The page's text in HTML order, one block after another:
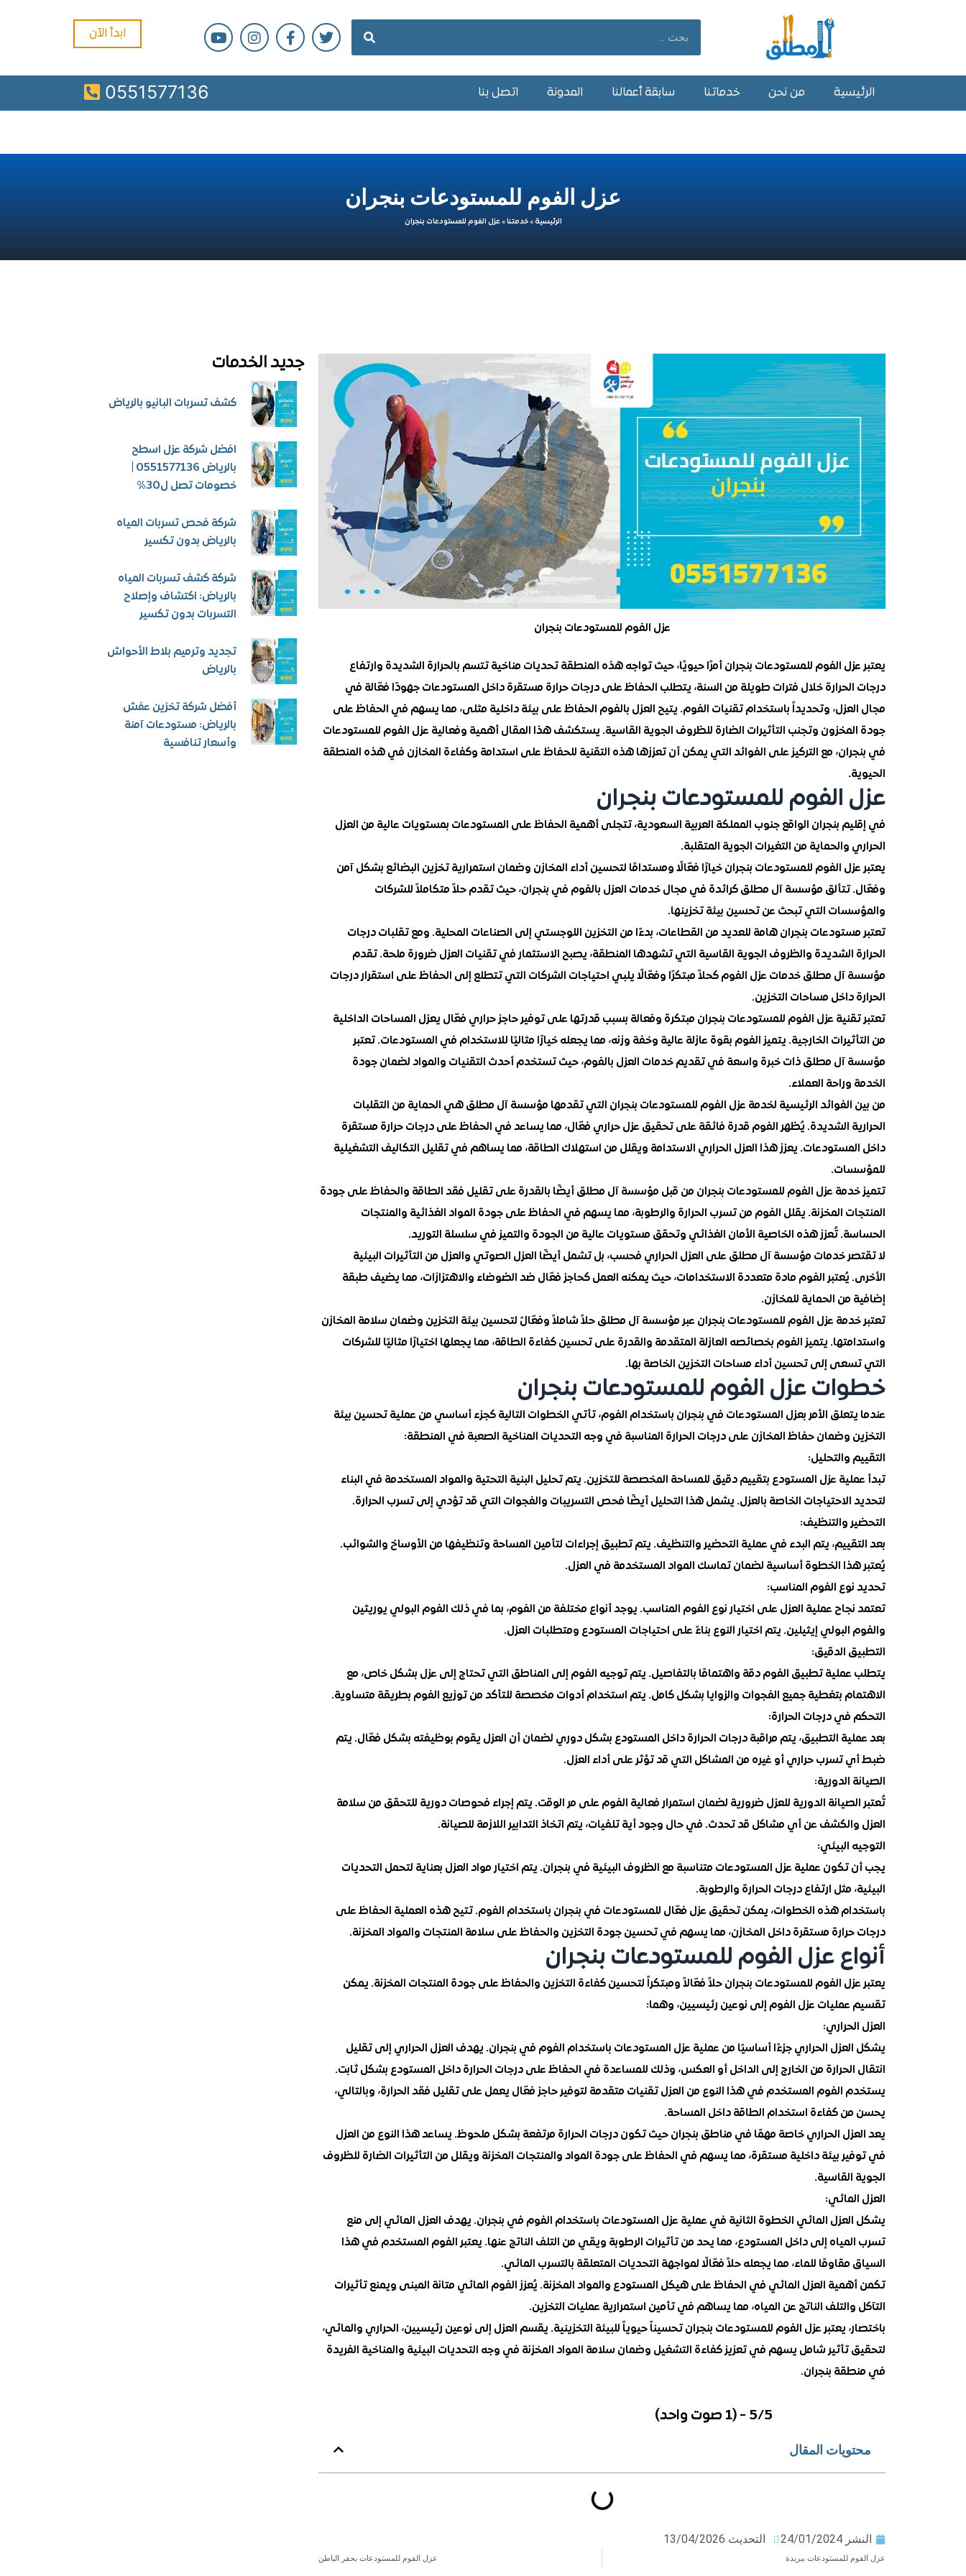
ابدأ الآن
الرئيسية من نحن خدماتنا سابقة أعمالنا المدونة اتصل بنا 0551577136
عزل الفوم للمستودعات بنجران
الرئيسية»خدمتنا»عزل الفوم للمستودعات بنجران
عزل الفوم للمستودعات بنجران
يعتبر عزل الفوم للمستودعات بنجران أمرًا حيويًا، حيث تواجه هذه المنطقة تحديات مناخية تتسم بالحرارة الشديدة وارتفاع
درجات الحرارة خلال فترات طويلة من السنة، يتطلب الحفاظ على درجات حرارة مستقرة داخل المستودعات جهودًا فعّالة في
مجال العزل، وتحديداً باستخدام تقنيات الفوم. يتيح العزل بالفوم الحفاظ على بيئة داخلية مثلى، مما يسهم في الحفاظ على
جودة المخزون وتجنب التأثيرات الضارة للظروف الجوية القاسية. يستكشف هذا المقال أهمية وفعالية عزل الفوم للمستودعات
في بنجران، مع التركيز على الفوائد التي يمكن أن تعززها هذه التقنية للحفاظ على استدامة وكفاءة المخازن في هذه المنطقة
الحيوية.
عزل الفوم للمستودعات بنجران
في إقليم بنجران الواقع جنوب المملكة العربية السعودية، تتجلى أهمية الحفاظ على المستودعات بمستويات عالية من العزل
الحراري والحماية من التغيرات الجوية المتقلبة.
يعتبر عزل الفوم للمستودعات بنجران خيارًا فعّالًا ومستدامًا لتحسين أداء المخازن وضمان استمرارية تخزين البضائع بشكل آمن
وفعّال. تتألق مؤسسة آل مطلق كرائدة في مجال خدمات العزل بالفوم في بنجران، حيث تقدم حلاً متكاملاً للشركات
والمؤسسات التي تبحث عن تحسين بيئة تخزينها.
تعتبر مستودعات بنجران هامة للعديد من القطاعات، بدءًا من التخزين اللوجستي إلى الصناعات المحلية. ومع تقلبات درجات
الحرارة الشديدة والظروف الجوية القاسية التي تشهدها المنطقة، يصبح الاستثمار في تقنيات العزل ضرورة ملحة. تقدم
مؤسسة آل مطلق خدمات عزل الفوم كحلاً مبتكرًا وفعّالًا يلبي احتياجات الشركات التي تتطلع إلى الحفاظ على استقرار درجات
الحرارة داخل مساحات التخزين.
تعتبر تقنية عزل الفوم للمستودعات بنجران مبتكرة وفعالة بسبب قدرتها على توفير حاجز حراري فعّال يعزل المساحات الداخلية
من التأثيرات الخارجية. يتميز الفوم بقوة عازلة عالية وخفة وزنه، مما يجعله خيارًا مثاليًا للاستخدام في المستودعات. تعتبر
مؤسسة آل مطلق ذات خبرة واسعة في تقديم خدمات العزل بالفوم، حيث تستخدم أحدث التقنيات والمواد لضمان جودة
الخدمة وراحة العملاء.
من بين الفوائد الرئيسية لخدمة عزل الفوم للمستودعات بنجران التي تقدمها مؤسسة آل مطلق هي الحماية من التقلبات
الحرارية الشديدة. يُظهر الفوم قدرة فائقة على تحقيق عزل حراري فعّال، مما يساعد في الحفاظ على درجات حرارة مستقرة
داخل المستودعات. يعزز هذا العزل الحراري الاستدامة ويقلل من استهلاك الطاقة، مما يساهم في تقليل التكاليف التشغيلية
للمؤسسات.
تتميز خدمة عزل الفوم للمستودعات بنجران من قبل مؤسسة آل مطلق أيضًا بالقدرة على تقليل فقد الطاقة والحفاظ على جودة
المنتجات المخزنة. يقلل الفوم من تسرب الحرارة والرطوبة، مما يسهم في الحفاظ على جودة المواد الغذائية والمنتجات
الحساسة. تُعزز هذه الخاصية الأمان الغذائي وتحقق مستويات عالية من الجودة والتميز في سلسلة التوريد.
لا تقتصر خدمات مؤسسة آل مطلق على العزل الحراري فحسب، بل تشمل أيضًا العزل الصوتي والعزل من التأثيرات البيئية
الأخرى. يُعتبر الفوم مادة متعددة الاستخدامات، حيث يمكنه العمل كحاجز فعّال ضد الضوضاء والاهتزازات، مما يضيف طبقة
إضافية من الحماية للمخازن.
تعتبر خدمة عزل الفوم للمستودعات بنجران عبر مؤسسة آل مطلق حلاً شاملاً وفعّالً لتحسين بيئة التخزين وضمان سلامة المخازن
واستدامتها. يتميز الفوم بخصائصه العازلة المتقدمة والقدرة على تحسين كفاءة الطاقة، مما يجعلها اختيارًا مثاليًا للشركات
التي تسعى إلى تحسين أداء مساحات التخزين الخاصة بها.
خطوات عزل الفوم للمستودعات بنجران
عندما يتعلق الأمر بعزل المستودعات في بنجران باستخدام الفوم، تأتي الخطوات التالية كجزء أساسي من عملية تحسين بيئة
التخزين وضمان حفاظ المخازن على درجات الحرارة المناسبة في وجه التحديات المناخية الصعبة في المنطقة:
التقييم والتحليل:
تبدأ عملية عزل المستودع بتقييم دقيق للمساحة المخصصة للتخزين. يتم تحليل البنية التحتية والمواد المستخدمة في البناء
لتحديد الاحتياجات الخاصة بالعزل. يشمل هذا التحليل أيضًا فحص التسريبات والفجوات التي قد تؤدي إلى تسرب الحرارة.
التحضير والتنظيف:
بعد التقييم، يتم البدء في عملية التحضير والتنظيف. يتم تطبيق إجراءات لتأمين المساحة وتنظيفها من الأوساخ والشوائب.
يُعتبر هذا الخطوة أساسية لضمان تماسك المواد المستخدمة في العزل.
تحديد نوع الفوم المناسب:
تعتمد نجاح عملية العزل على اختيار نوع الفوم المناسب. يوجد أنواع مختلفة من الفوم، بما في ذلك الفوم البولي يوريثين
والفوم البولي إيثيلين. يتم اختيار النوع بناءً على احتياجات المستودع ومتطلبات العزل.
التطبيق الدقيق:
يتطلب عملية تطبيق الفوم دقة واهتمامًا بالتفاصيل. يتم توجيه الفوم إلى المناطق التي تحتاج إلى عزل بشكل خاص، مع
الاهتمام بتغطية جميع الفجوات والزوايا بشكل كامل. يتم استخدام أدوات مخصصة للتأكد من توزيع الفوم بطريقة متساوية.
التحكم في درجات الحرارة:
بعد عملية التطبيق، يتم مراقبة درجات الحرارة داخل المستودع بشكل دوري لضمان أن العزل يقوم بوظيفته بشكل فعّال. يتم
ضبط أي تسرب حراري أو غيره من المشاكل التي قد تؤثر على أداء العزل.
الصيانة الدورية:
تُعتبر الصيانة الدورية للعزل ضرورية لضمان استمرار فعالية الفوم على مر الوقت. يتم إجراء فحوصات دورية للتحقق من سلامة
العزل والكشف عن أي مشاكل قد تحدث. في حال وجود أية تلفيات، يتم اتخاذ التدابير اللازمة للصيانة.
التوجيه البيئي:
يجب أن تكون عملية عزل المستودعات متناسبة مع الظروف البيئية في بنجران. يتم اختيار مواد العزل بعناية لتحمل التحديات
البيئية، مثل ارتفاع درجات الحرارة والرطوبة.
باستخدام هذه الخطوات، يمكن تحقيق عزل فعّال للمستودعات في بنجران باستخدام الفوم. تتيح هذه العملية الحفاظ على
درجات حرارة مستقرة داخل المخازن، مما يسهم في تحسين جودة التخزين والحفاظ على سلامة المنتجات والمواد المخزنة.
أنواع عزل الفوم للمستودعات بنجران
يعتبر عزل الفوم للمستودعات بنجران حلاً فعّالاً ومبتكراً لتحسين كفاءة التخزين والحفاظ على جودة المنتجات المخزنة. يمكن
تقسيم عمليات عزل الفوم إلى نوعين رئيسيين، وهما:
العزل الحراري:
يشكل العزل الحراري جزءًا أساسيًا من عملية عزل المستودعات باستخدام الفوم في بنجران. يهدف العزل الحراري إلى تقليل
انتقال الحرارة من الخارج إلى الداخل أو العكس، وذلك للمساعدة في الحفاظ على درجات الحرارة داخل المستودع بشكل ثابت.
يستخدم الفوم المستخدم في هذا النوع من العزل تقنيات متقدمة لتوفير حاجز فعّال يعمل على تقليل فقد الحرارة، وبالتالي،
يحسن من كفاءة استخدام الطاقة داخل المساحة.
يعد العزل الحراري خاصة مهمًا في مناطق بنجران حيث تكون درجات الحرارة مرتفعة بشكل ملحوظ. يساعد هذا النوع من العزل
في توفير بيئة داخلية مستقرة، مما يسهم في الحفاظ على جودة المواد والمنتجات المخزنة ويقلل من التأثيرات الضارة للظروف
الجوية القاسية.
العزل المائي:
يشكل العزل المائي الخطوة الثانية في عملية عزل المستودعات باستخدام الفوم في بنجران. يهدف العزل المائي إلى منع
تسرب المياه إلى داخل المستودع، مما يحد من تأثيرات الرطوبة ويقي من التلف الناتج عنها. يعتبر الفوم المستخدم في هذا
السياق مقاومًا للماء، مما يجعله حلاً فعّالًا لمواجهة التحديات المتعلقة بالتسرب المائي.
تكمن أهمية العزل المائي في الحفاظ على هيكل المستودع والمواد المخزنة. يُعزز الفوم المائي متانة المبنى ويمنع تأثيرات
التآكل والتلف الناتج عن المياه، مما يساهم في تأمين استمرارية عمليات التخزين.
باختصار، يعتبر عزل الفوم للمستودعات بنجران تحسيناً حيوياً للبيئة التخزينية. يقسم العزل إلى نوعين رئيسيين، الحراري والمائي،
لتحقيق تأثير شامل يسهم في تعزيز كفاءة التشغيل وضمان سلامة المواد المخزنة في وجه التحديات البيئية والمناخية الفريدة
في منطقة بنجران.
5/5 - (1 صوت واحد)
محتويات المقال
النشر 24/01/2024 التحديث 13/04/2026
عزل الفوم للمستودعات ببريدة عزل الفوم للمستودعات بحفر الباطن
جديد الخدمات
كشف تسربات البانيو بالرياض
افضل شركة عزل اسطح
خصومات تصل ل30%
شركة فحص تسربات المياه
بالرياض بدون تكسير
شركة كشف تسربات المياه
بالرياض: اكتشاف وإصلاح
التسربات بدون تكسير
تجديد وترميم بلاط الأحواش
بالرياض
أفضل شركة تخزين عفش
بالرياض: مستودعات آمنة
وأسعار تنافسية